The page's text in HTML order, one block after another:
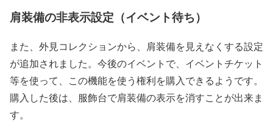
肩装備の非表示設定（イベント待ち）
また、外見コレクションから、肩装備を見えなくする設定
が追加されました。今後のイベントで、イベントチケット
等を使って、この機能を使う権利を購入できるようです。
購入した後は、服飾台で肩装備の表示を消すことが出来ま
す。